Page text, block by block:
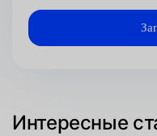
Интересные